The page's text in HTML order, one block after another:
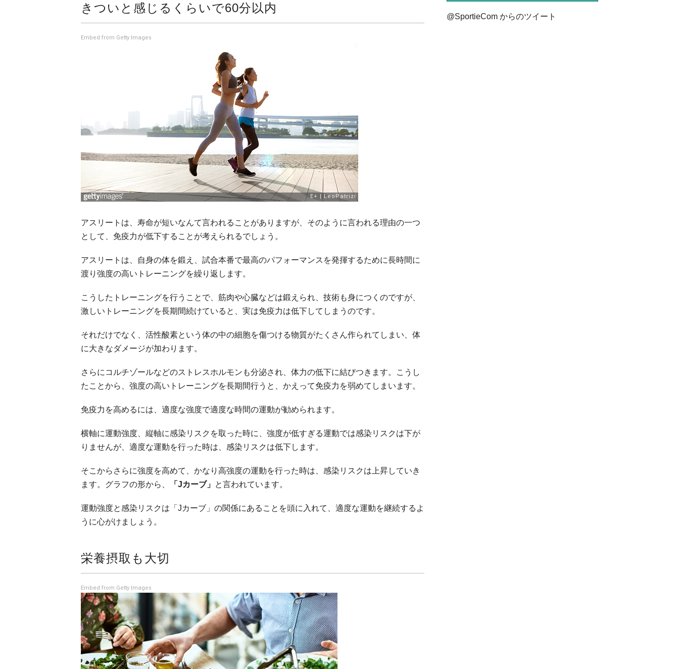
きついと感じるくらいで60分以内
Embed from Getty Images
アスリートは、寿命が短いなんて言われることがありますが、そのように言われる理由の一つ
として、免疫力が低下することが考えられるでしょう。
アスリートは、自身の体を鍛え、試合本番で最高のパフォーマンスを発揮するために長時間に
渡り強度の高いトレーニングを繰り返します。
こうしたトレーニングを行うことで、筋肉や心臓などは鍛えられ、技術も身につくのですが、
激しいトレーニングを長期間続けていると、実は免疫力は低下してしまうのです。
それだけでなく、活性酸素という体の中の細胞を傷つける物質がたくさん作られてしまい、体
に大きなダメージが加わります。
さらにコルチゾールなどのストレスホルモンも分泌され、体力の低下に結びつきます。こうし
たことから、強度の高いトレーニングを長期間行うと、かえって免疫力を弱めてしまいます。
免疫力を高めるには、適度な強度で適度な時間の運動が勧められます。
横軸に運動強度、縦軸に感染リスクを取った時に、強度が低すぎる運動では感染リスクは下が
りませんが、適度な運動を行った時は、感染リスクは低下します。
そこからさらに強度を高めて、かなり高強度の運動を行った時は、感染リスクは上昇していき
ます。グラフの形から、
「Jカーブ」 と言われています。
運動強度と感染リスクは「Jカーブ」の関係にあることを頭に入れて、適度な運動を継続するよ
うに心がけましょう。
栄養摂取も大切
Embed from Getty Images
@SportieCom からのツイート